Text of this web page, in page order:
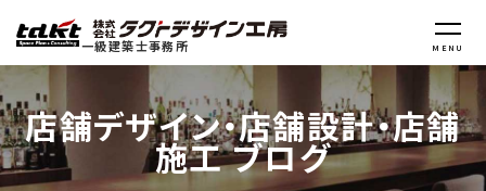
一級建築士事務所 MENU
店舗デザイン・店舗設計・店舗
施工 ブログ